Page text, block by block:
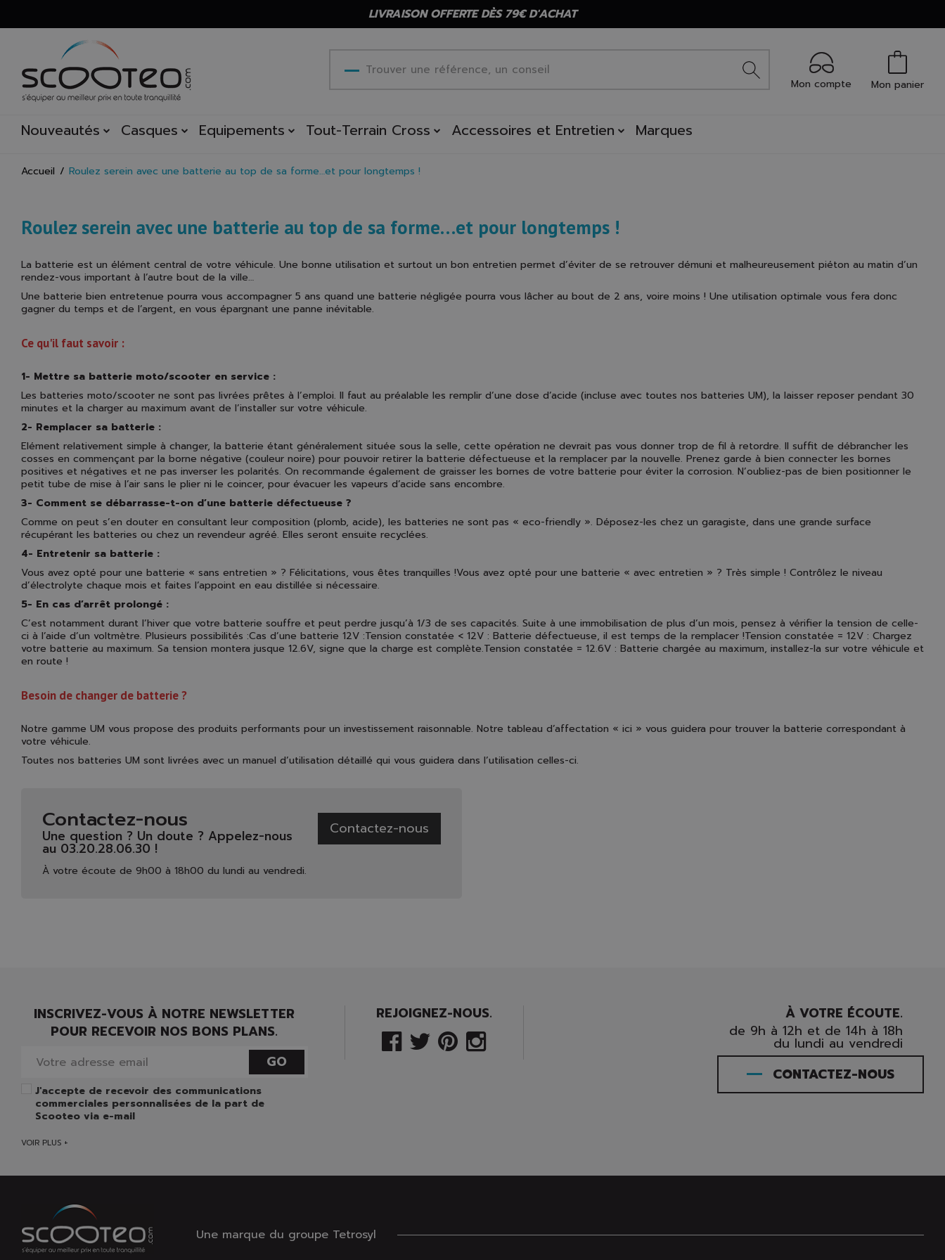
LIVRAISON OFFERTE DÈS 79€ D'ACHAT
Mon compte Mon panier
Nouveautés Casques Equipements Tout-Terrain Cross Accessoires et Entretien Marques
Accueil Roulez serein avec une batterie au top de sa forme…et pour longtemps !
Roulez serein avec une batterie au top de sa forme…et pour longtemps !
La batterie est un élément central de votre véhicule. Une bonne utilisation et surtout un bon entretien permet d’éviter de se retrouver démuni et malheureusement piéton au matin d’un
rendez-vous important à l’autre bout de la ville…
Une batterie bien entretenue pourra vous accompagner 5 ans quand une batterie négligée pourra vous lâcher au bout de 2 ans, voire moins ! Une utilisation optimale vous fera donc
gagner du temps et de l’argent, en vous épargnant une panne inévitable.
Ce qu'il faut savoir :
1- Mettre sa batterie moto/scooter en service :
Les batteries moto/scooter ne sont pas livrées prêtes à l’emploi. Il faut au préalable les remplir d’une dose d’acide (incluse avec toutes nos batteries UM), la laisser reposer pendant 30
minutes et la charger au maximum avant de l’installer sur votre véhicule.
2- Remplacer sa batterie :
Elément relativement simple à changer, la batterie étant généralement située sous la selle, cette opération ne devrait pas vous donner trop de fil à retordre. Il suffit de débrancher les
cosses en commençant par la borne négative (couleur noire) pour pouvoir retirer la batterie défectueuse et la remplacer par la nouvelle. Prenez garde à bien connecter les bornes
positives et négatives et ne pas inverser les polarités. On recommande également de graisser les bornes de votre batterie pour éviter la corrosion. N’oubliez-pas de bien positionner le
petit tube de mise à l’air sans le plier ni le coincer, pour évacuer les vapeurs d’acide sans encombre.
3- Comment se débarrasse-t-on d’une batterie défectueuse ?
Comme on peut s’en douter en consultant leur composition (plomb, acide), les batteries ne sont pas « eco-friendly ». Déposez-les chez un garagiste, dans une grande surface
récupérant les batteries ou chez un revendeur agréé. Elles seront ensuite recyclées.
4- Entretenir sa batterie :
Vous avez opté pour une batterie « sans entretien » ? Félicitations, vous êtes tranquilles !Vous avez opté pour une batterie « avec entretien » ? Très simple ! Contrôlez le niveau
d’électrolyte chaque mois et faites l’appoint en eau distillée si nécessaire.
5- En cas d’arrêt prolongé :
C’est notamment durant l’hiver que votre batterie souffre et peut perdre jusqu’à 1/3 de ses capacités. Suite à une immobilisation de plus d’un mois, pensez à vérifier la tension de celle-
ci à l’aide d’un voltmètre. Plusieurs possibilités :Cas d’une batterie 12V :Tension constatée < 12V : Batterie défectueuse, il est temps de la remplacer !Tension constatée = 12V : Chargez
votre batterie au maximum. Sa tension montera jusque 12.6V, signe que la charge est complète.Tension constatée = 12.6V : Batterie chargée au maximum, installez-la sur votre véhicule et
en route !
Besoin de changer de batterie ?
Notre gamme UM vous propose des produits performants pour un investissement raisonnable. Notre tableau d’affectation « ici » vous guidera pour trouver la batterie correspondant à
votre véhicule.
Toutes nos batteries UM sont livrées avec un manuel d’utilisation détaillé qui vous guidera dans l’utilisation celles-ci.
Contactez-nous
Contactez-nous
Une question ? Un doute ? Appelez-nous
au 03.20.28.06.30 !
À votre écoute de 9h00 à 18h00 du lundi au vendredi.
INSCRIVEZ-VOUS À NOTRE NEWSLETTER
POUR RECEVOIR NOS BONS PLANS.
GO
J'accepte de recevoir des communications
commerciales personnalisées de la part de
Scooteo via e-mail
VOIR PLUS +
REJOIGNEZ-NOUS.
À VOTRE ÉCOUTE.
de 9h à 12h et de 14h à 18h
du lundi au vendredi
CONTACTEZ-NOUS
Une marque du groupe Tetrosyl